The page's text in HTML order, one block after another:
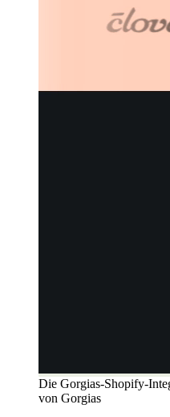
Die Gorgias-Shopify-
von Gorgias